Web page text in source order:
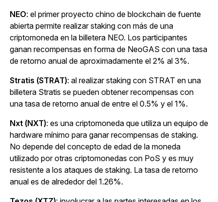
NEO: el primer proyecto chino de blockchain de fuente
abierta permite realizar staking con más de una
criptomoneda en la billetera NEO. Los participantes
ganan recompensas en forma de NeoGAS con una tasa
de retorno anual de aproximadamente el 2% al 3%.
Stratis (STRAT): al realizar staking con STRAT en una
billetera Stratis se pueden obtener recompensas con
una tasa de retorno anual de entre el 0.5% y el 1%.
Nxt (NXT): es una criptomoneda que utiliza un equipo de
hardware mínimo para ganar recompensas de staking.
No depende del concepto de edad de la moneda
utilizado por otras criptomonedas con PoS y es muy
resistente a los ataques de staking. La tasa de retorno
anual es de alrededor del 1.26%.